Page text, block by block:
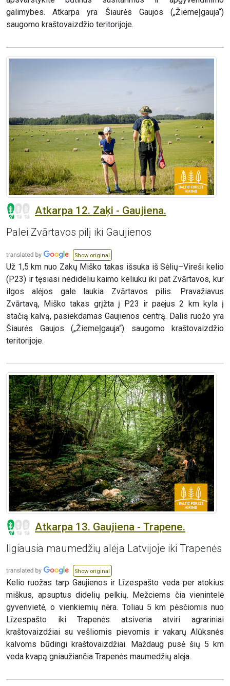
galimybes. Atkarpa yra Šiaurės Gaujos („Žiemeļgauja“)
saugomo kraštovaizdžio teritorijoje.
Atkarpa 12. Zaķi - Gaujiena.
Palei Zvārtavos pilį iki Gaujienos
Show original
Už 1,5 km nuo Zakų Miško takas išsuka iš Sėlių–Vireši kelio
(P23) ir tęsiasi nedideliu kaimo keliuku iki pat Zvārtavos, kur
ilgos alėjos gale laukia Zvārtavos pilis. Pravažiavus
Zvārtavą, Miško takas grįžta į P23 ir paėjus 2 km kyla į
stačią kalvą, pasiekdamas Gaujienos centrą. Dalis ruožo yra
Šiaurės Gaujos („Žiemeļgauja“) saugomo kraštovaizdžio
teritorijoje.
Atkarpa 13. Gaujiena - Trapene.
Ilgiausia maumedžių alėja Latvijoje iki Trapenės
Show original
Kelio ruožas tarp Gaujienos ir Līzespašto veda per atokius
miškus, apsuptus didelių pelkių. Mežciems čia vienintelė
gyvenvietė, o vienkiemių nėra. Toliau 5 km pėsčiomis nuo
Līzespašto iki Trapenės atsiveria atviri agrariniai
kraštovaizdžiai su vešliomis pievomis ir vakarų Alūksnės
kalvoms būdingi kraštovaizdžiai. Maždaug pusė šių 5 km
veda kvapą gniaužiančia Trapenės maumedžių alėja.